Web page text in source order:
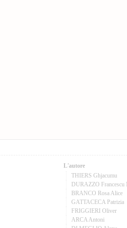
L'autore
THIERS Ghjacumu
DURAZZO Francescu
BRANCO Rosa Alice
GATTACECA Patrizia
FRIGGIERI Oliver
ARCA Antoni